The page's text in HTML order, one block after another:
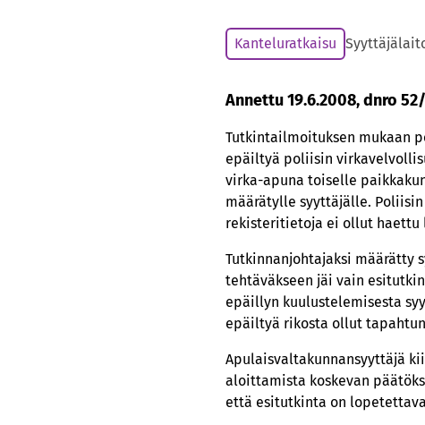
Kanteluratkaisu
Annettu 19.6.2008, dnro
Tutkintailmoituksen mukaan
epäiltyä poliisin
virka-apuna toiselle
määrätylle syyttäjälle.
rekisteritietoja ei ollut haettu
Tutkinnanjohtajaksi määrätty
tehtäväkseen jäi vain
epäillyn kuulustelemisesta
epäiltyä rikosta ollut
Apulaisvaltakunnansyyttäjä
aloittamista koskevan
että esitutkinta on